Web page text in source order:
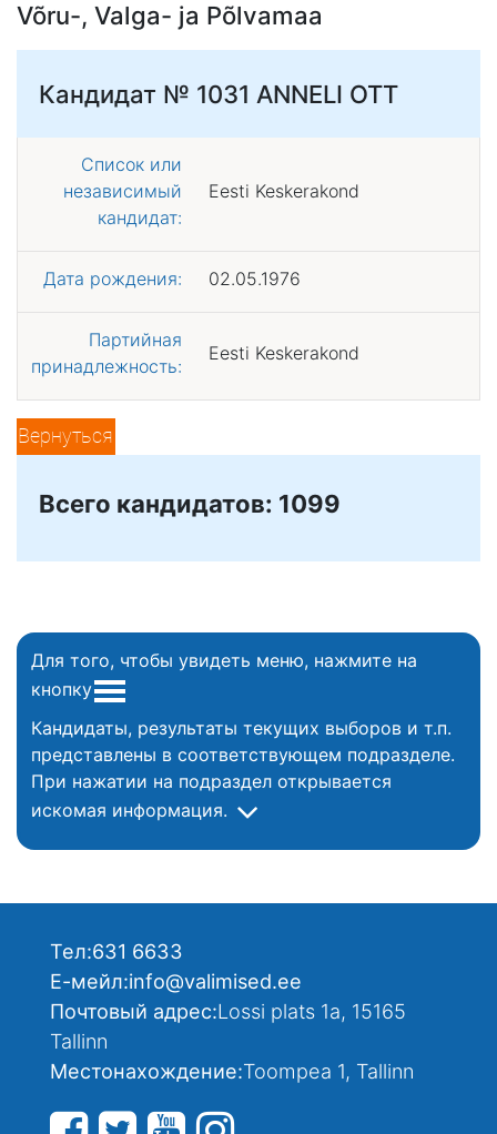
Võru-, Valga- ja Põlvamaa
Кандидат № 1031 ANNELI OTT
Список или
независимый
кандидат:
Eesti Keskerakond
Дата рождения: 02.05.1976
Партийная
принадлежность:
Eesti Keskerakond
Вернуться
Всего кандидатов: 1099
Для того, чтобы увидеть меню, нажмите на
кнопку
Кандидаты, результаты текущих выборов и т.п.
представлены в соответствующем подразделе.
При нажатии на подраздел открывается
искомая информация.
Тел:631 6633
Е-мейл:info@valimised.ee
Почтовый адрес:Lossi plats 1a, 15165
Tallinn
Местонахождение:Toompea 1, Tallinn